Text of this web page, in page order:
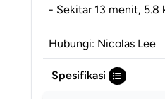
- Sekitar 13 menit, 5.8
Hubungi: Nicolas Lee
Spesifikasi